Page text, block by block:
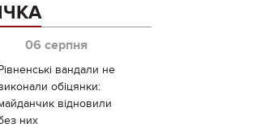
06 серпня
вандали не
обіцянки:
відновили
них